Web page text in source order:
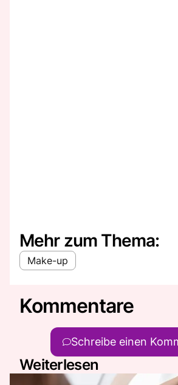
Mehr zum Thema:
Make-up
Kommentare
Schreibe einen
Weiterlesen